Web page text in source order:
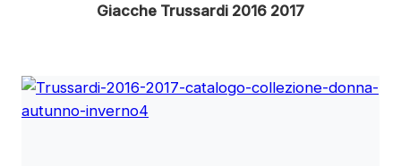
Giacche Trussardi 2016 2017